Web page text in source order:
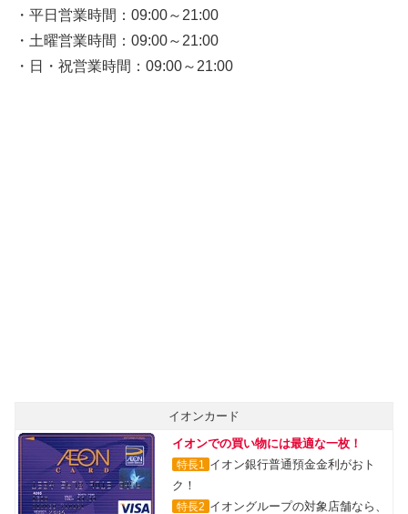
・平日営業時間：09:00～21:00
・土曜営業時間：09:00～21:00
・日・祝営業時間：09:00～21:00
イオンカード
イオンでの買い物には最適な一枚！
特長1
イオン銀行普通預金金利がおト
ク！
特長2 イオングループの対象店舗なら、